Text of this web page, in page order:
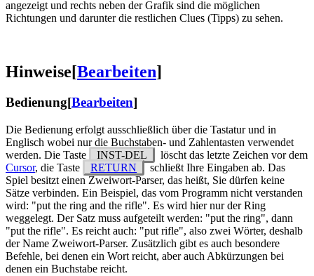
angezeigt und rechts neben der Grafik sind die möglichen
Richtungen und darunter die restlichen Clues (Tipps) zu sehen.
Hinweise[Bearbeiten]
Bedienung[Bearbeiten]
Die Bedienung erfolgt ausschließlich über die Tastatur und in
Englisch wobei nur die Buchstaben- und Zahlentasten verwendet
werden. Die Taste
INST-DEL
löscht das letzte Zeichen vor dem
Cursor, die Taste RETURN
schließt Ihre Eingaben ab. Das
Spiel besitzt einen Zweiwort-Parser, das heißt, Sie dürfen keine
Sätze verbinden. Ein Beispiel, das vom Programm nicht verstanden
wird: "put the ring and the rifle". Es wird hier nur der Ring
weggelegt. Der Satz muss aufgeteilt werden: "put the ring", dann
"put the rifle". Es reicht auch: "put rifle", also zwei Wörter, deshalb
der Name Zweiwort-Parser. Zusätzlich gibt es auch besondere
Befehle, bei denen ein Wort reicht, aber auch Abkürzungen bei
denen ein Buchstabe reicht.